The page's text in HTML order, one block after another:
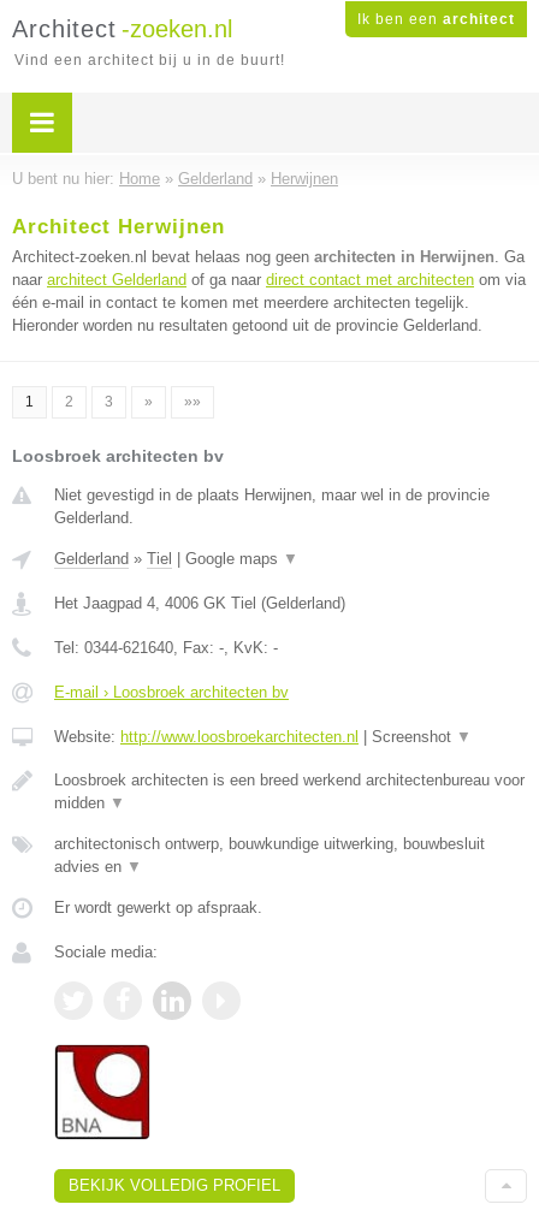
Ik ben een architect
Architect -zoeken.nl
Vind een architect bij u in de buurt!
U bent nu hier: Home » Gelderland » Herwijnen
Architect Herwijnen
Architect-zoeken.nl bevat helaas nog geen architecten in Herwijnen. Ga
naar architect Gelderland of ga naar direct contact met architecten om via
één e-mail in contact te komen met meerdere architecten tegelijk.
Hieronder worden nu resultaten getoond uit de provincie Gelderland.
1 2 3 » »»
Loosbroek architecten bv
Niet gevestigd in de plaats Herwijnen, maar wel in de provincie
Gelderland.
Gelderland » Tiel Google maps ▼
Het Jaagpad 4, 4006 GK Tiel (Gelderland)
Tel: 0344-621640, Fax: -, KvK: -
E-mail › Loosbroek architecten bv
Website: http://www.loosbroekarchitecten.nl Screenshot ▼
Loosbroek architecten is een breed werkend architectenbureau voor
midden ▼
architectonisch ontwerp, bouwkundige uitwerking, bouwbesluit
advies en ▼
Er wordt gewerkt op afspraak.
Sociale media:
BEKIJK VOLLEDIG PROFIEL